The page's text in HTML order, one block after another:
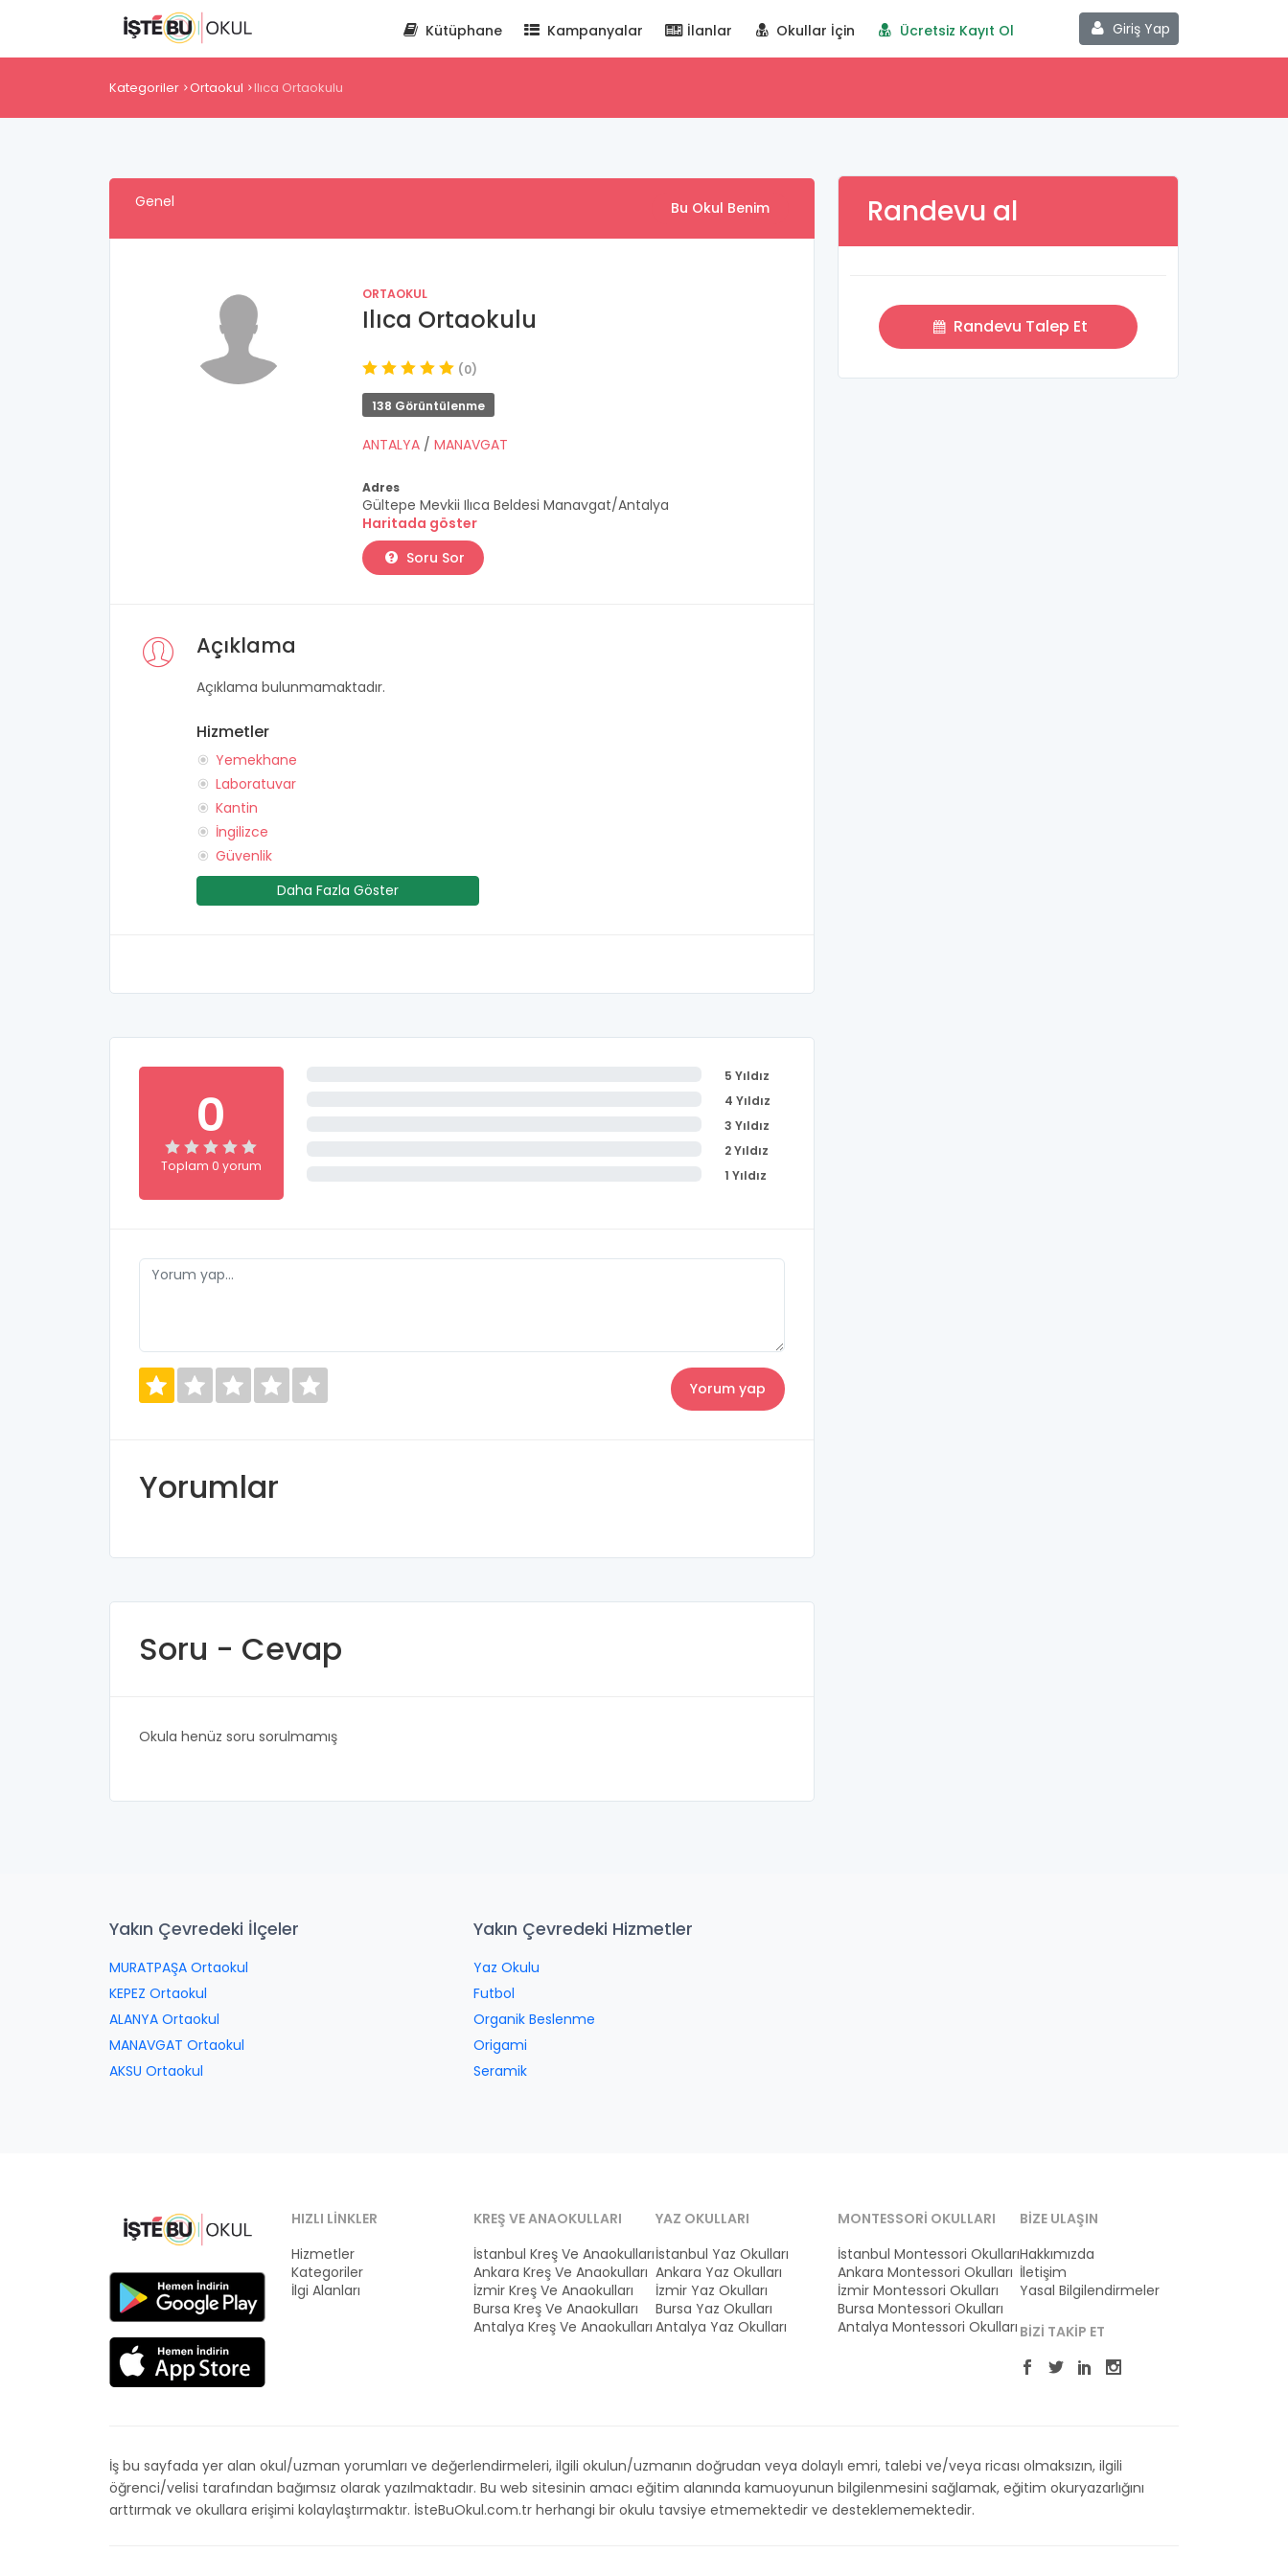
Giriş Yap
Kütüphane Kampanyalar İlanlar Okullar İçin Ücretsiz Kayıt Ol
Kategoriler Ortaokul Ilıca Ortaokulu
Genel Bu Okul Benim
ORTAOKUL
Ilıca Ortaokulu
(0)
138 Görüntülenme
ANTALYA / MANAVGAT
Adres
Gültepe Mevkii Ilıca Beldesi Manavgat/Antalya
Haritada göster
Soru Sor
Açıklama
Açıklama bulunmamaktadır.
Hizmetler
Yemekhane
Laboratuvar
Kantin
İngilizce
Güvenlik
Daha Fazla Göster
0
Toplam 0 yorum
5 Yıldız
4 Yıldız
3 Yıldız
2 Yıldız
1 Yıldız
Yorumlar
Soru - Cevap
Okula henüz soru sorulmamış
Randevu al
Randevu Talep Et
Yakın Çevredeki İlçeler
MURATPAŞA Ortaokul
KEPEZ Ortaokul
ALANYA Ortaokul
MANAVGAT Ortaokul
AKSU Ortaokul
Yakın Çevredeki Hizmetler
Yaz Okulu
Futbol
Organik Beslenme
Origami
Seramik
HIZLI LINKLER
Hizmetler
Kategoriler
İlgi Alanları
KREŞ VE ANAOKULLARI
İstanbul Kreş Ve Anaokulları
Ankara Kreş Ve Anaokulları
İzmir Kreş Ve Anaokulları
Bursa Kreş Ve Anaokulları
Antalya Kreş Ve Anaokulları
YAZ OKULLARI
İstanbul Yaz Okulları
Ankara Yaz Okulları
İzmir Yaz Okulları
Bursa Yaz Okulları
Antalya Yaz Okulları
MONTESSORI OKULLARI
İstanbul Montessori Okulları
Ankara Montessori Okulları
İzmir Montessori Okulları
Bursa Montessori Okulları
Antalya Montessori Okulları
BIZE ULAŞIN
Hakkımızda
İletişim
Yasal Bilgilendirmeler
BIZI TAKIP ET
İş bu sayfada yer alan okul/uzman yorumları ve değerlendirmeleri, ilgili okulun/uzmanın doğrudan veya dolaylı emri, talebi ve/veya ricası olmaksızın, ilgili
öğrenci/velisi tarafından bağımsız olarak yazılmaktadır. Bu web sitesinin amacı eğitim alanında kamuoyunun bilgilenmesini sağlamak, eğitim okuryazarlığını
arttırmak ve okullara erişimi kolaylaştırmaktır. İsteBuOkul.com.tr herhangi bir okulu tavsiye etmemektedir ve desteklememektedir.